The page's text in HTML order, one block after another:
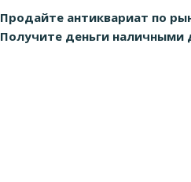
Продайте антиквариат по
Получите деньги наличными